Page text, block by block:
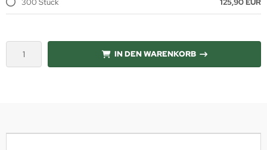
300 Stück 125,90 EUR
IN DEN WARENKORB